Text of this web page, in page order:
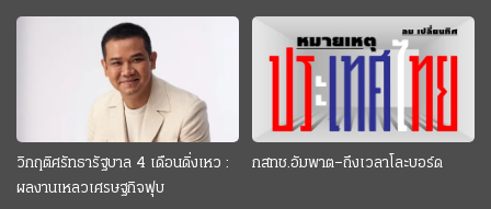
วิกฤติศรัทธารัฐบาล 4 เดือนดิ่งเหว :
ผลงานเหลวเศรษฐกิจฟุบ
กสทช.อัมพาต–ถึงเวลาโละบอร์ด